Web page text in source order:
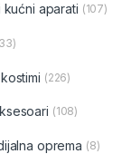
kućni aparati (107)
(226)
(108)
oprema (8)